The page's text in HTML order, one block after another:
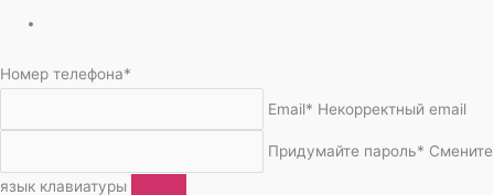
Номер телефона*
Email* Некорректный email
Придумайте пароль* Смените
язык клавиатуры